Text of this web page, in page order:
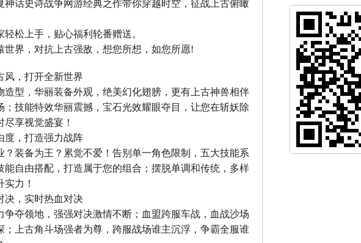
神话史诗战争网游经典之作带你穿越时空，征战上古俯瞰
轻松上手，贴心福利轮番赠送。
世界，对抗上古强敌，想您所想，如您所愿!
风，打开全新世界
造型，华丽装备外观，绝美幻化翅膀，更有上古神兽相伴
；技能特效华丽震撼，宝石光效耀眼夺目，让您在斩妖除
尽享视觉盛宴！
度，打造强力战阵
？装备为王？累觉不爱！告别单一角色限制，五大技能系
能自由搭配，打造属于您的组合；摆脱单调和传统，多样
实力！
决，实时热血对决
争夺领地，强强对决激情不断；血盟跨服车战，血战沙场
；上古角斗场强者为尊，跨服战场谁主沉浮，争霸全服谁